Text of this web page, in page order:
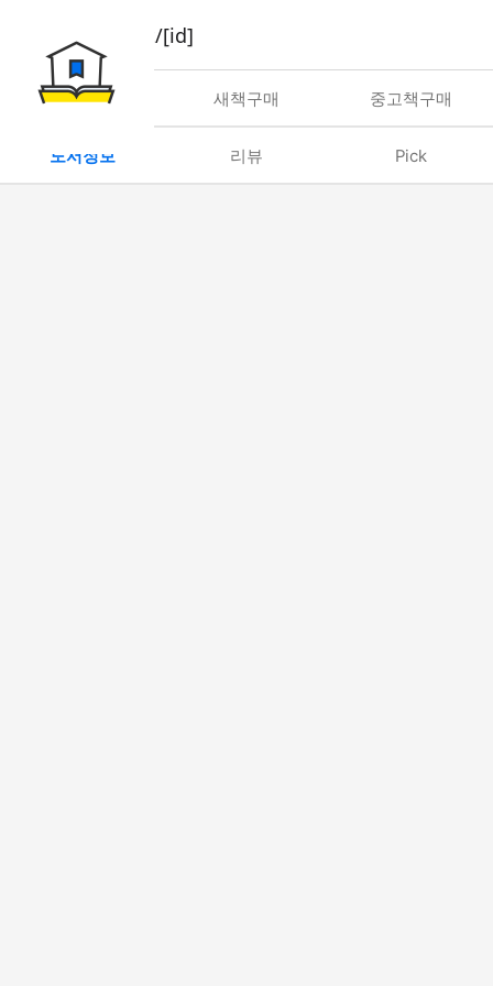
book/rent/[id]
대여 새책구매 중고책구매
도서정보 리뷰 Pick